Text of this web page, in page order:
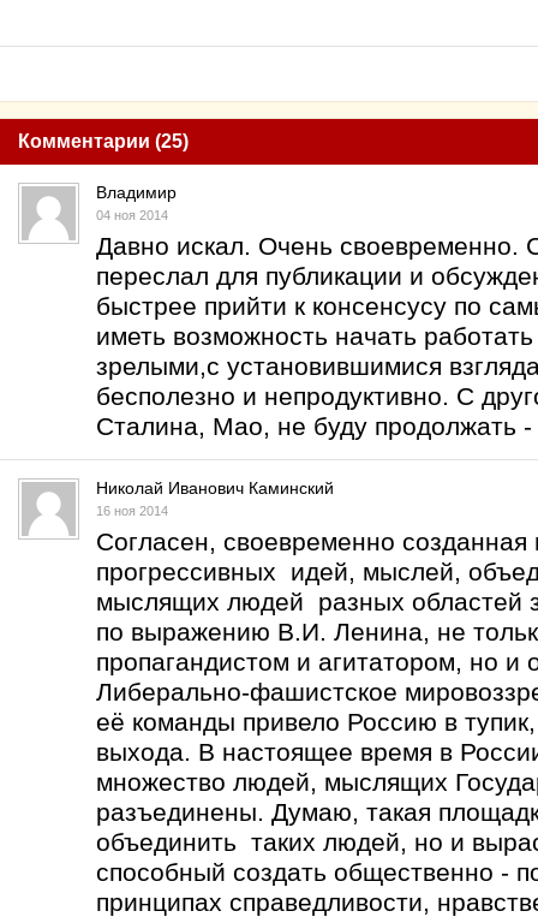
Комментарии (25)
Владимир
04 ноя 2014
Давно искал. Очень своевременно.
переслал для публикации и
быстрее прийти к консенсусу по
иметь возможность начать
зрелыми,с установившимися
бесполезно и непродуктивно. С
Сталина, Мао, не буду продолжать -
Николай Иванович Каминский
16 ноя 2014
Согласен, своевременно
прогрессивных идей, мыслей,
мыслящих людей разных областей
по выражению В.И. Ленина, не
пропагандистом и агитатором, но и
Либерально-фашистское
её команды привело Россию в
выхода. В настоящее время в
множество людей, мыслящих
разъединены. Думаю, такая
объединить таких людей, но и
способный создать общественно -
принципах справедливости,